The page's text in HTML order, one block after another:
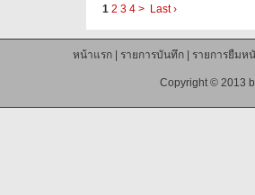
1 2 3 4 > Last ›
หน้าแรก| รายการบันทึก| รายการยืมห
Copyright © 2013